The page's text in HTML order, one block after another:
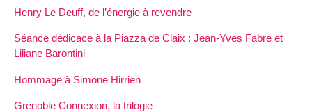
Henry Le Deuff, de l’énergie à revendre
Séance dédicace à la Piazza de Claix : Jean-Yves Fabre et
Liliane Barontini
Hommage à Simone Hirrien
Grenoble Connexion, la trilogie